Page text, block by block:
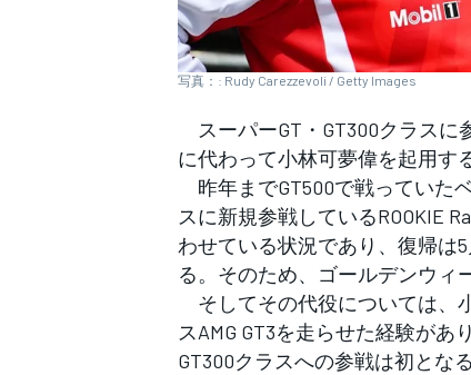
フォーミュラE
写真：: Rudy Carezzevoli / Getty Images
スーパーGT・GT300クラスに
に代わって小林可夢偉を起用す
昨年までGT500で戦っていた
スに新規参戦しているROOKIE
わせている状況であり、復帰は
る。そのため、ゴールデンウィ
そしてその代役については、
スAMG GT3を走らせた経験があ
GT300クラスへの参戦は初となる